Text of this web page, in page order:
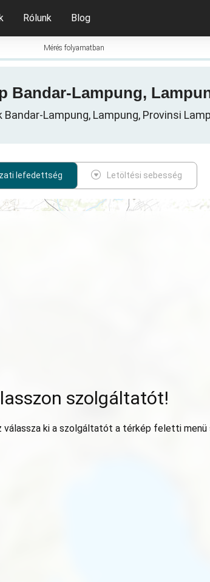
Rólunk Blog
Mérés folyamatban
Bandar-Lampung,
Lampung, Lampung, Provinsi
lefedettség Letöltési sebesség
szolgáltatót!
válassza ki a szolgáltatót a térkép feletti